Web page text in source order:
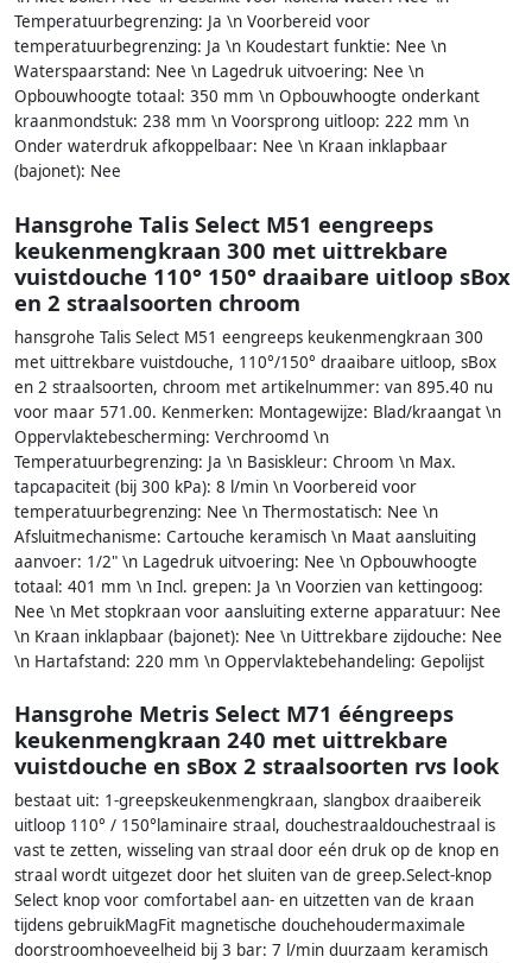
Temperatuurbegrenzing: Ja \n Voorbereid voor
temperatuurbegrenzing: Ja \n Koudestart funktie: Nee \n
Waterspaarstand: Nee \n Lagedruk uitvoering: Nee \n
Opbouwhoogte totaal: 350 mm \n Opbouwhoogte onderkant
kraanmondstuk: 238 mm \n Voorsprong uitloop: 222 mm \n
Onder waterdruk afkoppelbaar: Nee \n Kraan inklapbaar
(bajonet): Nee
Hansgrohe Talis Select M51 eengreeps
keukenmengkraan 300 met uittrekbare
vuistdouche 110° 150° draaibare uitloop sBox
en 2 straalsoorten chroom
hansgrohe Talis Select M51 eengreeps keukenmengkraan 300
met uittrekbare vuistdouche, 110°/150° draaibare uitloop, sBox
en 2 straalsoorten, chroom met artikelnummer: van 895.40 nu
voor maar 571.00. Kenmerken: Montagewijze: Blad/kraangat \n
Oppervlaktebescherming: Verchroomd \n
Temperatuurbegrenzing: Ja \n Basiskleur: Chroom \n Max.
tapcapaciteit (bij 300 kPa): 8 l/min \n Voorbereid voor
temperatuurbegrenzing: Nee \n Thermostatisch: Nee \n
Afsluitmechanisme: Cartouche keramisch \n Maat aansluiting
aanvoer: 1/2" \n Lagedruk uitvoering: Nee \n Opbouwhoogte
totaal: 401 mm \n Incl. grepen: Ja \n Voorzien van kettingoog:
Nee \n Met stopkraan voor aansluiting externe apparatuur: Nee
\n Kraan inklapbaar (bajonet): Nee \n Uittrekbare zijdouche: Nee
\n Hartafstand: 220 mm \n Oppervlaktebehandeling: Gepolijst
Hansgrohe Metris Select M71 ééngreeps
keukenmengkraan 240 met uittrekbare
vuistdouche en sBox 2 straalsoorten rvs look
bestaat uit: 1-greepskeukenmengkraan, slangbox draaibereik
uitloop 110° / 150°laminaire straal, douchestraaldouchestraal is
vast te zetten, wisseling van straal door eén druk op de knop en
straal wordt uitgezet door het sluiten van de greep.Select-knop
Select knop voor comfortabel aan- en uitzetten van de kraan
tijdens gebruikMagFit magnetische douchehoudermaximale
doorstroomhoeveelheid bij 3 bar: 7 l/min duurzaam keramisch